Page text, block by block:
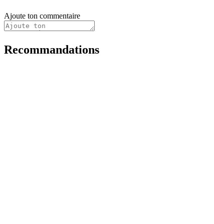
Ajoute ton commentaire
Recommandations